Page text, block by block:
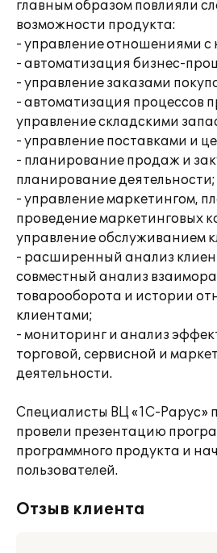
главным образом повлияли
возможности продукта:
- управление отношениями с
- автоматизация бизнес-
- управление заказами
- автоматизация процессов
управление складскими
- управление поставками и
- планирование продаж и
планирование деятельности;
- управление маркетингом,
проведение маркетинговых
управление обслуживанием
- расширенный анализ
совместный анализ
товарооборота и истории
клиентами;
- мониторинг и анализ
торговой, сервисной и
деятельности.
Специалисты ВЦ «1С-Рарус»
провели презентацию
программного продукта и
пользователей.
Отзыв клиента